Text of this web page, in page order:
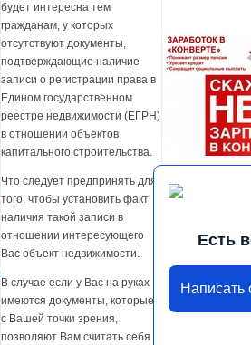
будет интересна тем
гражданам, у которых
отсутствуют документы,
подтверждающие наличие
записи о регистрации права в
Едином государственном
реестре недвижимости (ЕГРН)
в отношении объектов
капитального строительства.
Что следует предпринять для
того, чтобы установить факт
наличия такой записи в
отношении интересующего
Вас объект недвижимости.
В случае если у Вас на руках
имеются документы, которые,
с Вашей точки зрения,
позволяют Вам считать себя
Есть